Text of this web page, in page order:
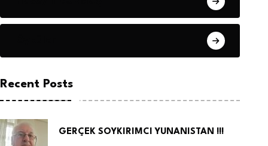
Recent Posts
GERÇEK SOYKIRIMCI YUNANISTAN !!!